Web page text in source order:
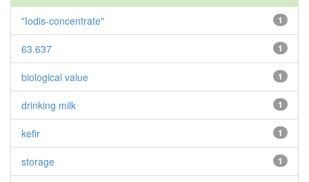
1
"Iodis-concentrate"
1
63.637
1
biological value
1
drinking milk
1
kefir
1
storage